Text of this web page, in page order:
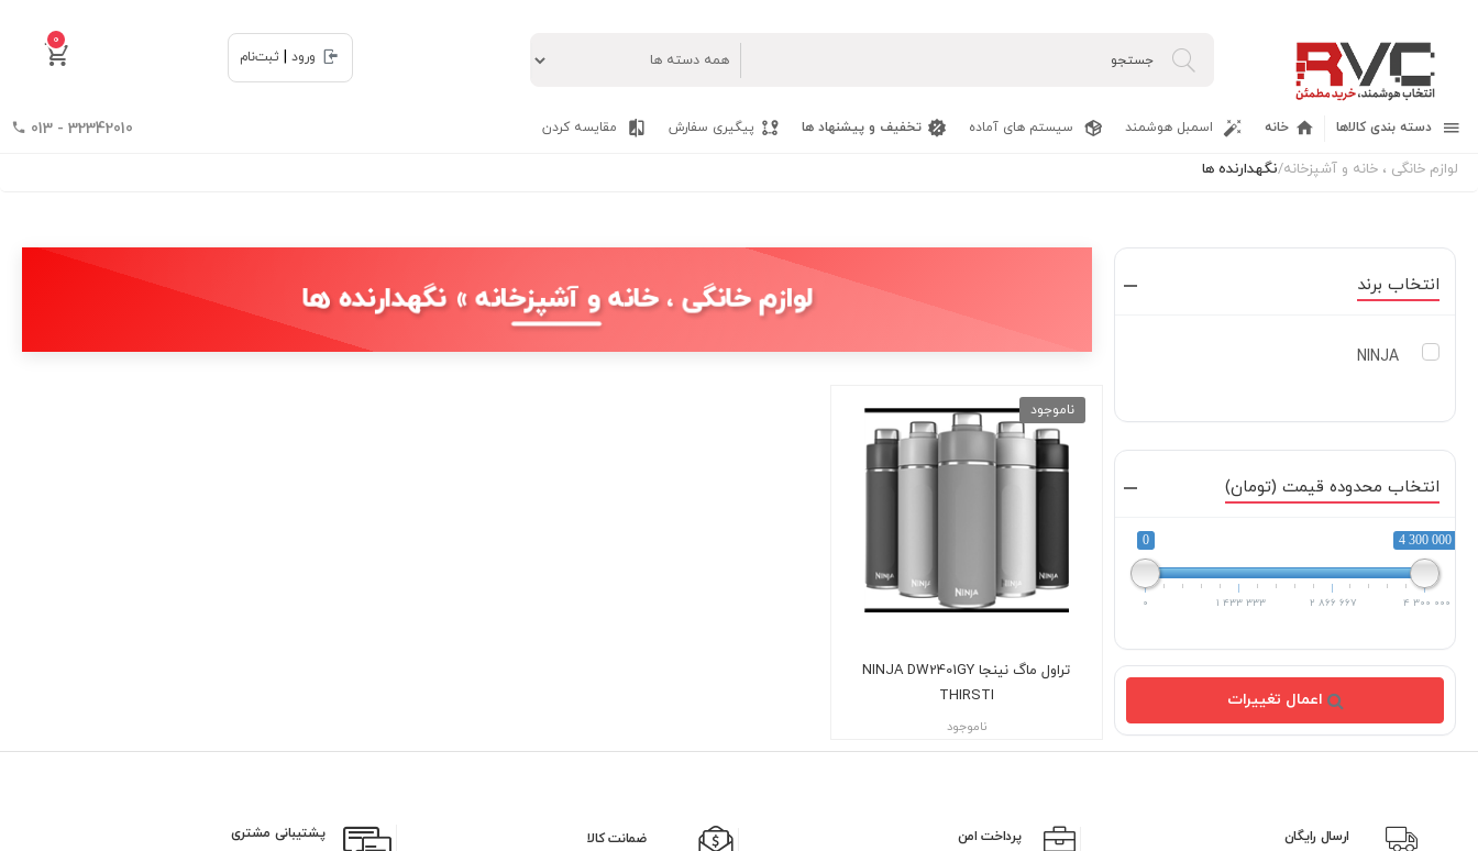
0
ورود
ثبت‌نام
دسته بندی کالاها خانه اسمبل هوشمند سیستم های آماده تخفیف و پیشنهاد ها پیگیری سفارش مقایسه کردن 32342010 - 013
لوازم خانگی ، خانه و آشپزخانه/نگهدارنده ها
انتخاب برند
NINJA
انتخاب محدوده قیمت (تومان)
0 4 300 000
0 1 433 333 2 866 667 4 300 000
اعمال تغییرات
لوازم خانگی ، خانه و آشپزخانه » نگهدارنده ها
ناموجود
تراول ماگ نینجا NINJA DW2401GY
THIRSTI
ناموجود
ارسال رایگان پرداخت امن ضمانت کالا پشتیبانی مشتری